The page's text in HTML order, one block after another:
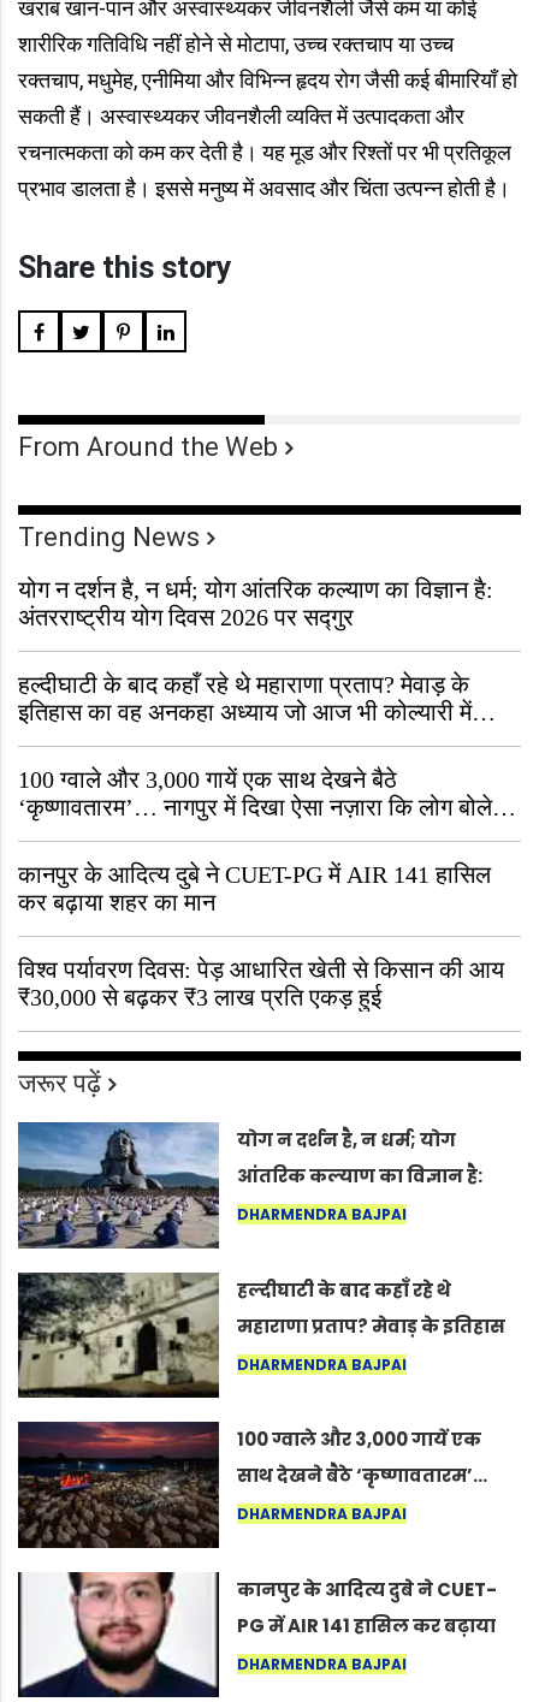
खराब खान-पान और अस्वास्थ्यकर जीवनशैली जैसे कम या कोई
शारीरिक गतिविधि नहीं होने से मोटापा, उच्च रक्तचाप या उच्च
रक्तचाप, मधुमेह, एनीमिया और विभिन्न हृदय रोग जैसी कई बीमारियाँ हो
सकती हैं। अस्वास्थ्यकर जीवनशैली व्यक्ति में उत्पादकता और
रचनात्मकता को कम कर देती है। यह मूड और रिश्तों पर भी प्रतिकूल
प्रभाव डालता है। इससे मनुष्य में अवसाद और चिंता उत्पन्न होती है।
Share this story
From Around the Web
Trending News
योग न दर्शन है, न धर्म; योग आंतरिक कल्याण का विज्ञान है:
अंतरराष्ट्रीय योग दिवस 2026 पर सद्गुर
हल्दीघाटी के बाद कहाँ रहे थे महाराणा प्रताप? मेवाड़ के
इतिहास का वह अनकहा अध्याय जो आज भी कोल्यारी में
जीवित है
100 ग्वाले और 3,000 गायें एक साथ देखने बैठे
‘कृष्णावतारम’… नागपुर में दिखा ऐसा नज़ारा कि लोग बोले,
“ऐसा तो सिर्फ़ कृष्ण ही कर सकते हैं”
कानपुर के आदित्य दुबे ने CUET-PG में AIR 141 हासिल
कर बढ़ाया शहर का मान
विश्व पर्यावरण दिवस: पेड़ आधारित खेती से किसान की आय
₹30,000 से बढ़कर ₹3 लाख प्रति एकड़ हुई
जरूर पढ़ें
योग न दर्शन है, न धर्म; योग
आंतरिक कल्याण का विज्ञान है:
अंतरराष्ट्रीय योग दिवस 2026 पर
DHARMENDRA BAJPAI
हल्दीघाटी के बाद कहाँ रहे थे
महाराणा प्रताप? मेवाड़ के इतिहास
का वह अनकहा अध्याय जो आज भी
DHARMENDRA BAJPAI
100 ग्वाले और 3,000 गायें एक
साथ देखने बैठे ‘कृष्णावतारम’…
नागपुर में दिखा ऐसा नज़ारा कि
कर सकते हैं”
DHARMENDRA BAJPAI
कानपुर के आदित्य दुबे ने CUET-
PG में AIR 141 हासिल कर बढ़ाया
शहर का मान
DHARMENDRA BAJPAI